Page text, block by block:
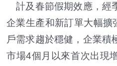
計及春節假期效應，經
企業生產和新訂單大幅擴
戶需求趨於穩健，企業積
市場4個月以來首次出現